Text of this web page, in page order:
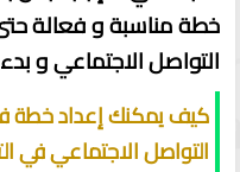
خطة مناسبة و فعالة
التواصل الاجتماعي و
كيف يمكنك إعداد خطة
التواصل الاجتماعي في